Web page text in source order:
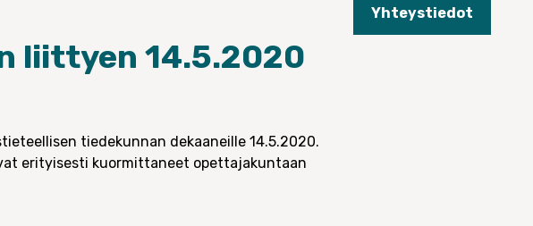
Yhteystiedot
liittyen 14.5.2020
tiedekunnan dekaaneille 14.5.2020.
erityisesti kuormittaneet opettajakuntaan